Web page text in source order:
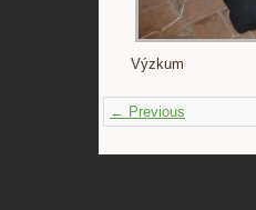
Výzkum
← Previous